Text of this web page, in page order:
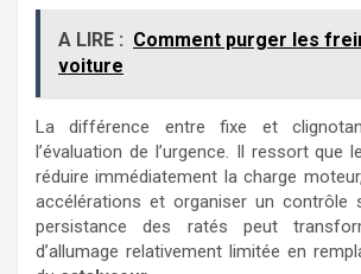
A LIRE : Comment purger les
voiture
La différence entre fixe et
l’évaluation de l’urgence. Il ressort que
réduire immédiatement la charge
accélérations et organiser un contrôle
persistance des ratés peut
d’allumage relativement limitée en